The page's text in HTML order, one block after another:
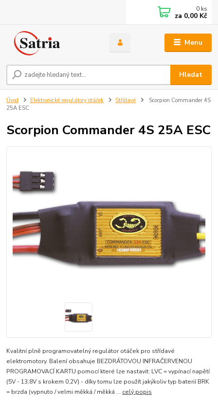
Menu
Hledat
0 ks
za 0,00 Kč
Úvod Elektronické regulátory otáček Střídavé
Scorpion Commander 4S
25A ESC
Scorpion Commander 4S 25A ESC
Kvalitní plně programovatelný regulátor otáček pro střídavé
elektromotory. Balení obsahuje BEZDRÁTOVOU INFRAČERVENOU
PROGRAMOVACÍ KARTU pomocí které lze nastavit: LVC = vypínací napětí
(5V - 13,8V s krokem 0,2V) - díky tomu lze použít jakýkoliv typ baterií BRK
= brzda (vypnuto / velmi měkká / měkká ... celý popis